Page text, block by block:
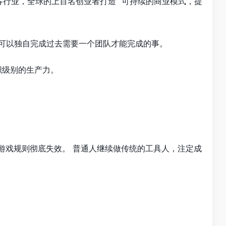
独自完成过去需要一个团队才能完成的事。
别的生产力。
规则彻底失效。 普通人继续做传统的工具人，注定成